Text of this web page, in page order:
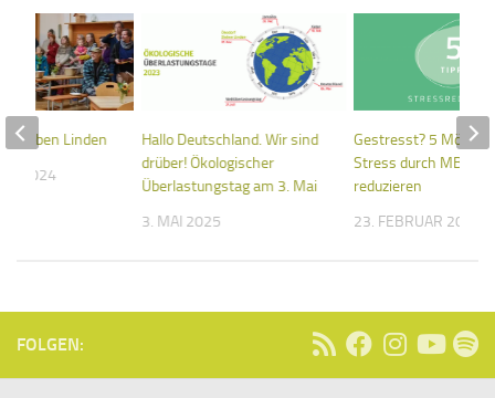
Hallo Deutschland. Wir sind
drüber! Ökologischer
Überlastungstag am 3. Mai
3. MAI 2025
Gestresst? 5
Stress durch MBSR
reduzieren
23. FEBRUAR 2022
Sieben Linden
2024
FOLGEN: